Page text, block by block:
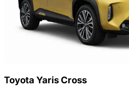
Toyota Yaris Cross